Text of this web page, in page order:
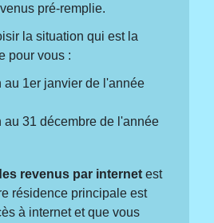
pré-remplie.
la situation qui est la
pour vous :
au 1er janvier de l'année
au 31 décembre de l'année
revenus par internet est
résidence principale est
à internet et que vous